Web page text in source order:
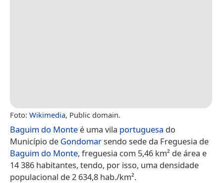
Foto: Wikimedia, Public domain.
Baguim do Monte é uma vila portuguesa do
Município de Gondomarsendo sede da Freguesia de
Baguim do Monte, freguesia com 5,46 km² de área e
14 386 habitantes, tendo, por isso, uma densidade
populacional de 2 634,8 hab./km².